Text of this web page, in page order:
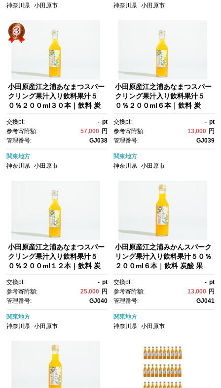
神奈川県
小田原市
神奈川県 小田原市
小田原産江之浦あなまつスパー
クリング果汁入り飲料果汁５
０％２００ml３０本｜飲料 炭
め フルーツ ソーダ 清涼飲料 セ
ット 送料無料 神奈川県 小田原
市
交換pt: - pt
参考寄附額:
57,000 円
管理番号:
GJ038
関東地方
神奈川県
小田原市
小田原産江之浦あなまつスパー
クリング果汁入り飲料果汁５
０％２００ml６本｜飲料 炭
め フルーツ ソーダ 清涼飲料 セ
ット 送料無料 神奈川県 小田原
市
交換pt: - pt
参考寄附額:
13,000 円
管理番号:
GJ039
関東地方
神奈川県 小田原市
小田原産江之浦あなまつスパー
クリング果汁入り飲料果汁５
０％２００ml１２本｜飲料 炭
め フルーツ ソーダ 清涼飲料 セ
ット 送料無料 神奈川県 小田原
市
交換pt: - pt
参考寄附額:
25,000 円
管理番号:
GJ040
関東地方
神奈川県
小田原市
小田原産江之浦みかんスパーク
リング果汁入り飲料果汁５０％
２００ml６本｜飲料 炭酸 果
ーツ ソーダ 清涼飲料 セット 送
料無料 神奈川県 小田原市
交換pt: - pt
参考寄附額:
13,000 円
管理番号:
GJ041
関東地方
神奈川県 小田原市